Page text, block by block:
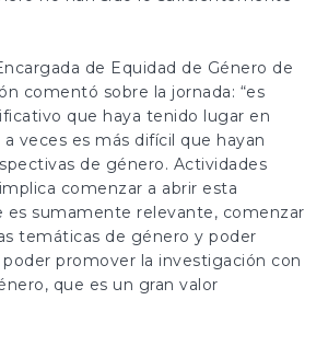
de Equidad de Género de
comentó sobre la jornada: “es
que haya tenido lugar en
veces es más difícil que hayan
de género. Actividades
comenzar a abrir esta
es sumamente relevante, comenzar
temáticas de género y poder
promover la investigación con
que es un gran valor